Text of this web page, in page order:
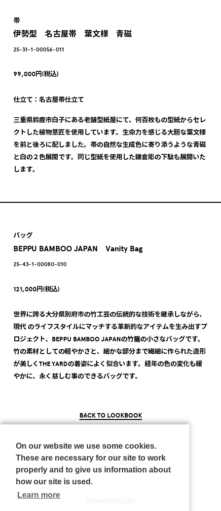
帯
伊勢型 名古屋帯 葉文様 青磁
25-31-1-00056-011
99,000円(税込)
仕立て：名古屋帯仕立て
三重県鈴鹿市白子にある老舗型紙屋にて、何百枚もの型紙からセレ
クトした植物意匠を使用しています。生命力を感じる大胆な葉文様
を前と後ろに配しました。帯の自然な生成色に寄り添うような青磁
と白の２色展開です。同じ型紙を使用した鎌倉彫の下駄も展開いた
します。
バッグ
BEPPU BAMBOO JAPAN Vanity Bag
25-43-1-00080-010
121,000円(税込)
世界に誇る大分県別府市の竹工芸の伝統的な技術を継承しながら、
現代 のライフスタイルにマッチする革新的なアイテムを生み出すプ
ロジェクト、BEPPU BAMBOO JAPANの竹籠の小さなバッグです。
竹の素材としての軽やかさと、細かな部分まで繊細に作られた造形
が美しくTHE YARDの着姿によく似合います。経年の色の変化も緩
やかに、永く慈しむ事のできるバッグです。
BACK TO LOOKBOOK
On our website we use some cookies.
These are necessary for our site to work
properly and to give us information about
how our site is used.
Learn more